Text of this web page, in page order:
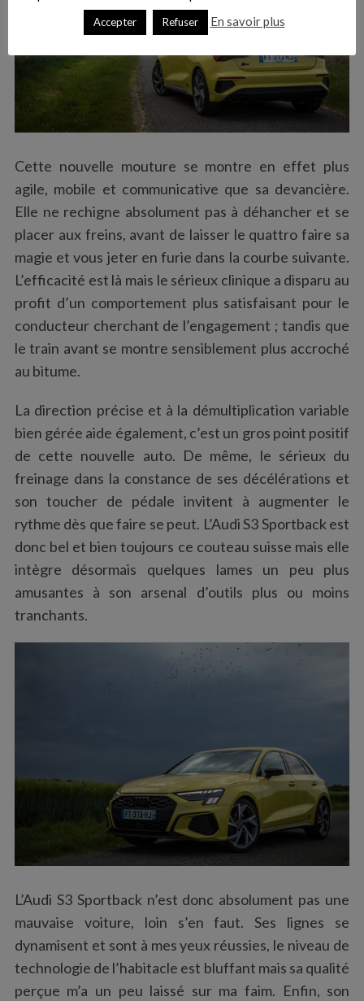
Cette nouvelle mouture se montre en effet plus
agile, mobile et communicative que sa devancière.
Elle ne rechigne absolument pas à déhancher et se
placer aux freins, avant de laisser le quattro faire sa
magie et vous jeter en furie dans la courbe suivante.
L’efficacité est là mais le sérieux clinique a disparu au
profit d’un comportement plus satisfaisant pour le
conducteur cherchant de l’engagement ; tandis que
le train avant se montre sensiblement plus accroché
au bitume.
La direction précise et à la démultiplication variable
bien gérée aide également, c’est un gros point positif
de cette nouvelle auto. De même, le sérieux du
freinage dans la constance de ses décélérations et
son toucher de pédale invitent à augmenter le
rythme dès que faire se peut. L’Audi S3 Sportback est
donc bel et bien toujours ce couteau suisse mais elle
intègre désormais quelques lames un peu plus
amusantes à son arsenal d’outils plus ou moins
tranchants.
L’Audi S3 Sportback n’est donc absolument pas une
mauvaise voiture, loin s’en faut. Ses lignes se
dynamisent et sont à mes yeux réussies, le niveau de
technologie de l’habitacle est bluffant mais sa qualité
perçue m’a un peu laissé sur ma faim. Enfin, son
Accepter Refuser En savoir plus